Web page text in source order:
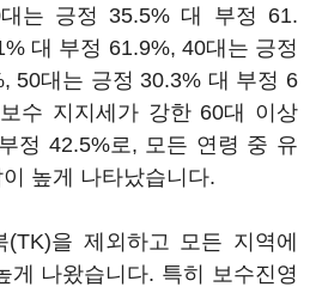
는 긍정 35.5% 대 부정 61.
대 부정 61.9%, 40대는 긍정
50대는 긍정 30.3% 대 부정 6
수 지지세가 강한 60대 이상
정 42.5%로, 모든 연령 중 유
높게 나타났습니다.
(TK)을 제외하고 모든 지역에
게 나왔습니다. 특히 보수진영